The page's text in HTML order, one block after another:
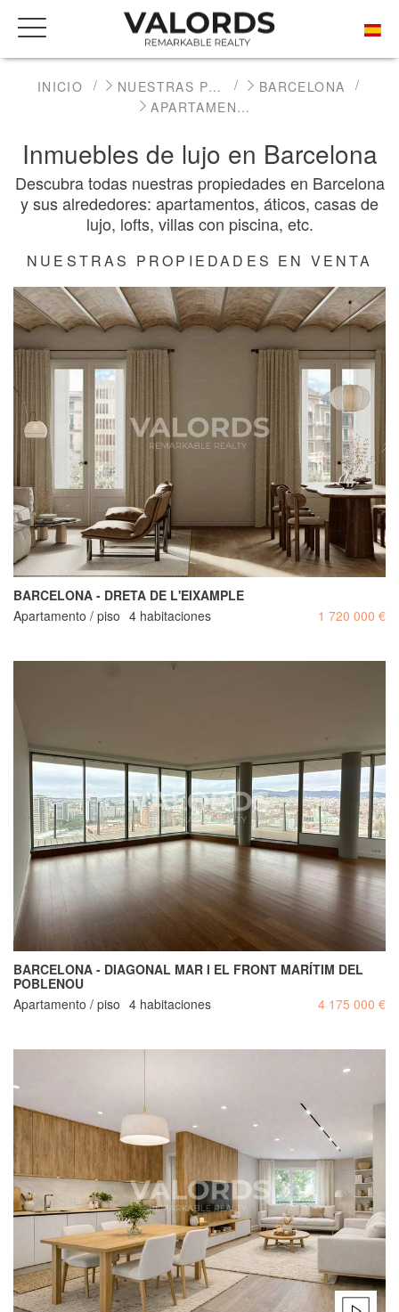
INICIO NUESTRAS PROPIEDADES DE PRESTIGIO EN VENTA
BARCELONA
APARTAMENTO / PISO
Inmuebles de lujo en Barcelona
Descubra todas nuestras propiedades en Barcelona
y sus alrededores: apartamentos, áticos, casas de
lujo, lofts, villas con piscina, etc.
NUESTRAS PROPIEDADES EN VENTA
BARCELONA - DRETA DE L'EIXAMPLE
Apartamento / piso 4 habitaciones 1 720 000 €
BARCELONA - DIAGONAL MAR I EL FRONT MARÍTIM DEL
POBLENOU
Apartamento / piso 4 habitaciones 4 175 000 €